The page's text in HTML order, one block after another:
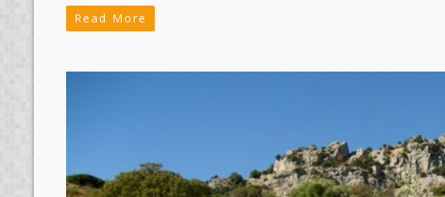
Read More